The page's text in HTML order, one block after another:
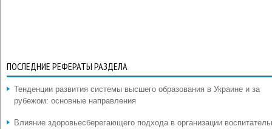
ПОСЛЕДНИЕ РЕФЕРАТЫ РАЗДЕЛА
Тенденции развития системы высшего образования в Украине и за
рубежом: основные направления
Влияние здоровьесберегающего подхода в организации